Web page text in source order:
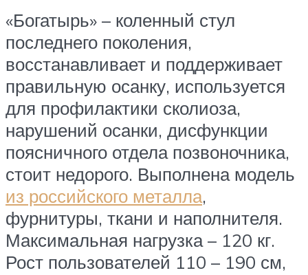
«Богатырь» – коленный стул
последнего поколения,
восстанавливает и поддерживает
правильную осанку, используется
для профилактики сколиоза,
нарушений осанки, дисфункции
поясничного отдела позвоночника,
стоит недорого. Выполнена модель
из российского металла,
фурнитуры, ткани и наполнителя.
Максимальная нагрузка – 120 кг.
Рост пользователей 110 – 190 см,